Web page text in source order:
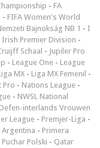
- FA
- FIFA Women's World
Bajnokság NB 1 - I
Irish Premier Division -
Schaal - Jupiler Pro
- League One - League
MX - Liga MX Femenil -
Pro - Nations League -
- NWSL National
interlands Vrouwen
League - Premjer-Liga -
Argentina - Primera
Puchar Polski - Qatar